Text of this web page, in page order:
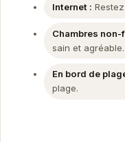
Internet :
Chambres non-
sain et agréable.
En bord de
plage.